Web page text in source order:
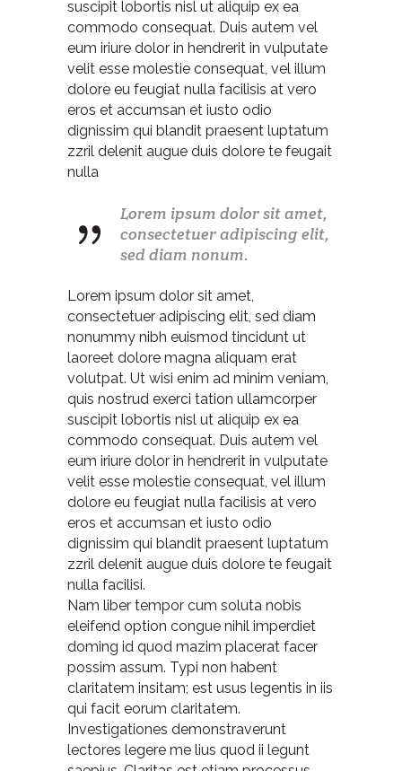
suscipit lobortis nisl ut aliquip ex ea
commodo consequat. Duis autem vel
eum iriure dolor in hendrerit in vulputate
velit esse molestie consequat, vel illum
dolore eu feugiat nulla facilisis at vero
eros et accumsan et iusto odio
dignissim qui blandit praesent luptatum
zzril delenit augue duis dolore te feugait
nulla
Lorem ipsum dolor sit amet,
consectetuer adipiscing elit,
sed diam nonum.
Lorem ipsum dolor sit amet,
consectetuer adipiscing elit, sed diam
nonummy nibh euismod tincidunt ut
laoreet dolore magna aliquam erat
volutpat. Ut wisi enim ad minim veniam,
quis nostrud exerci tation ullamcorper
suscipit lobortis nisl ut aliquip ex ea
commodo consequat. Duis autem vel
eum iriure dolor in hendrerit in vulputate
velit esse molestie consequat, vel illum
dolore eu feugiat nulla facilisis at vero
eros et accumsan et iusto odio
dignissim qui blandit praesent luptatum
zzril delenit augue duis dolore te feugait
nulla facilisi.
Nam liber tempor cum soluta nobis
eleifend option congue nihil imperdiet
doming id quod mazim placerat facer
possim assum. Typi non habent
claritatem insitam; est usus legentis in iis
qui facit eorum claritatem.
Investigationes demonstraverunt
lectores legere me lius quod ii legunt